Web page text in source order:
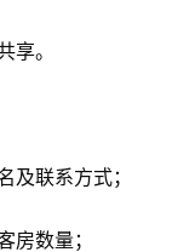
。
联系方式；
数量；